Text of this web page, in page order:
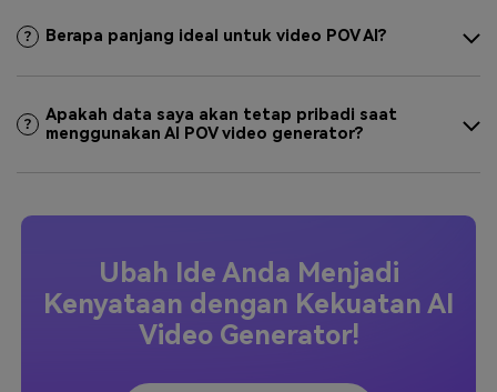
Berapa panjang ideal untuk video POV AI?
Apakah data saya akan tetap pribadi saat
menggunakan AI POV video generator?
Ubah Ide Anda Menjadi
Kenyataan dengan Kekuatan AI
Video Generator!